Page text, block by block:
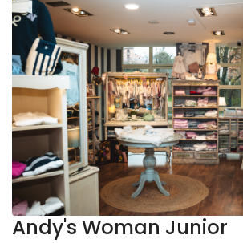
Andy's Woman Junior